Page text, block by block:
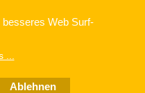
Web Surf-
...
Ablehnen